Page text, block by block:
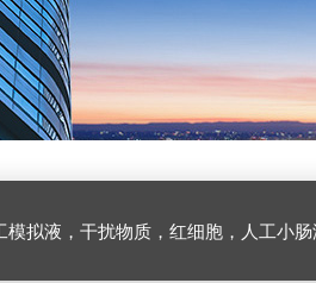
模拟液，干扰物质，红细胞，人工小